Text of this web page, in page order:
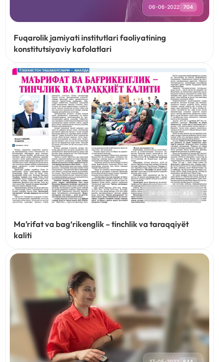
06-06-2022 704
Fuqarolik jamiyati institutlari faoliyatining
konstitutsiyaviy kafolatlari
24-05-2022 424
Ma’rifat va bag‘rikenglik – tinchlik va taraqqiyët
kaliti